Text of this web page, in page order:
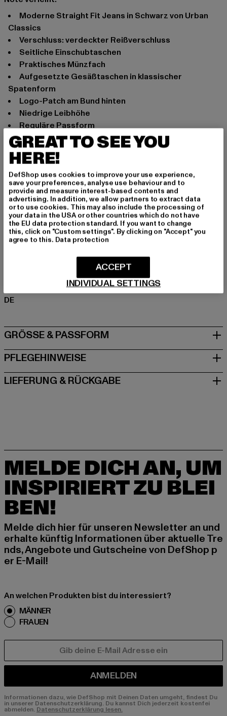
Moderne Straight Fit Jeans in Schwarz von Urban
Classics
Verschluss: verdeckter Reißverschluss
Seitliche Einschubtaschen
Praktisches Münzfach
Aufgesetzte Gesäßtaschen in klassischer
Spatenform
Logo-Patch am Bund hinten
Niedrige Leibhöhe
Reguläre Passform
Anlass: Street, Alltag, Chillen, Modern, Freizeit, Casual
Verschlussarten: verdeckter Reißverschluss
Schnitt: Straight Fit
Marke: Urban Classics
Kat.: Straight Fit Jeans
Farbe: schwarz
Hersteller Farbe: black washed
Materialzusammensetzung: 98% Baumwolle, 2%
Elasthan
Hersteller: TB International GmbH |info@tbint.de
Dr.-Robert-Murjahn-Straße 7 | 64372 Ober-Ramstadt |
DE
GRÖSSE & PASSFORM
PFLEGEHINWEISE
LIEFERUNG & RÜCKGABE
MELDE DICH AN, UM
INSPIRIERT ZU BLEI
BEN!
Melde dich hier für unseren Newsletter an und
erhalte künftig Informationen über aktuelle Tre
nds, Angebote und Gutscheine von DefShop p
er E-Mail!
An welchen Produkten bist du interessiert?
MÄNNER
FRAUEN
ANMELDEN
Informationen dazu, wie DefShop mit Deinen Daten umgeht, findest Du
in unserer Datenschutzerklärung. Du kannst Dich jederzeit kostenfei
abmelden. Datenschutzerklärung lesen.
GREAT TO SEE YOU
HERE!
DefShop uses cookies to improve your use experience,
save your preferences, analyse use behaviour and to
provide and measure interest-based contents and
advertising. In addition, we allow partners to extract data
or to use cookies. This may also include the processing of
your data in the USA or other countries which do not have
the EU data protection standard. If you want to change
this, click on "Custom settings". By clicking on "Accept" you
agree to this. Data protection
INDIVIDUAL SETTINGS
ACCEPT